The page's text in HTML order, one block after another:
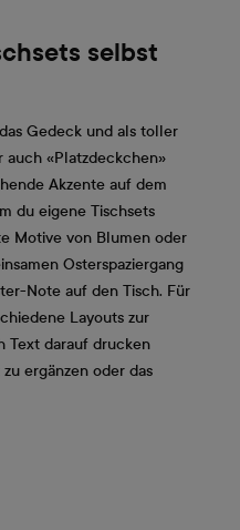
selbst
Gedeck und als toller
auch «Platzdeckchen»
Akzente auf dem
du eigene Tischsets
Motive von Blumen oder
Osterspaziergang
Note auf den Tisch. Für
Layouts zur
Text darauf drucken
ergänzen oder das